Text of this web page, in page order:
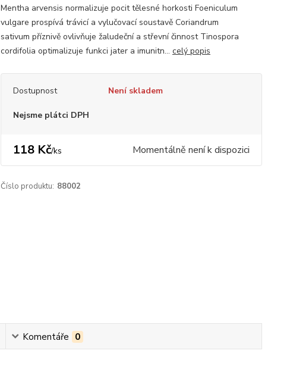
Mentha arvensis normalizuje pocit tělesné horkosti Foeniculum
vulgare prospívá trávicí a vylučovací soustavě Coriandrum
sativum příznivě ovlivňuje žaludeční a střevní činnost Tinospora
cordifolia optimalizuje funkci jater a imunitn... celý popis
Dostupnost Není skladem
Nejsme plátci DPH
118 Kč/ks Momentálně není k dispozici
Číslo produktu: 88002
Komentáře 0